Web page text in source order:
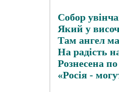
Собор
Який у
Там ангел
На радість
Рознесена
«Росія -